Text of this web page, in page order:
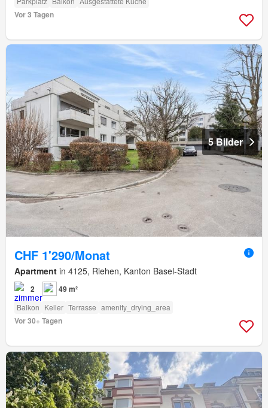
Vor 3 Tagen
5 Bilder
CHF 1'290/Monat
Apartment in 4125, Riehen, Kanton Basel-Stadt
2 49 m²
Balkon Keller Terrasse amenity_drying_area
Vor 30+ Tagen